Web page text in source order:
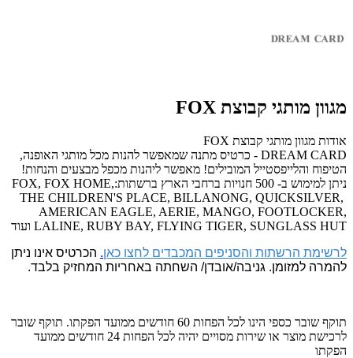
מגוון מותגי קבוצת FOX
אודות מגוון מותגי קבוצת FOX
DREAM CARD - כרטיס מתנה שמאפשר להנות מכל מותגי האופנה,
הטיפוח והלייפסטייל המובילים! מאפשר ליהנות מכפל מבצעים והנחות!
ניתן למימוש ב- 500 חנויות ברחבי הארץ ברשתות:FOX, FOX HOME,
THE CHILDREN'S PLACE, BILLANONG, QUICKSILVER,
AMERICAN EAGLE, AERIE, MANGO, FOOTLOCKER,
LALINE, RUBY BAY, FLYING TIGER, SUNGLASS HUT ועוד
לרשימת הרשתות והסניפים המכבדים לחצו כאן. הכרטיס אינו ניתן
להמרה למזומן. גניבה/אובדן/ השחתה באחריות המחזיק בלבד.
תוקף שובר כספי הינו לכל הפחות 60 חודשים ממועד הפקתו. תוקף שובר
לרכישת מוצר או שירות מסויים יהיה לכל הפחות 24 חודשים ממועד
הפקתו